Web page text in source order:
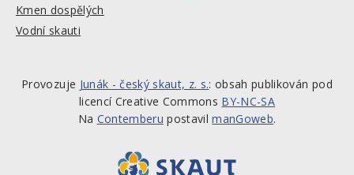
Kmen dospělých
Vodní skauti
Provozuje Junák - český skaut, z. s.: obsah publikován pod
licencí Creative Commons BY-NC-SA
Na Contemberu postavilmanGoweb.